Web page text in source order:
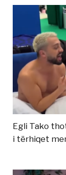
Egli Tako
i tërhiqet